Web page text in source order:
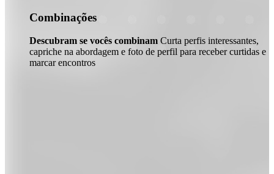
Combinações
Descubram se vocês combinam Curta perfis interessantes,
capriche na abordagem e foto de perfil para receber curtidas e
marcar encontros